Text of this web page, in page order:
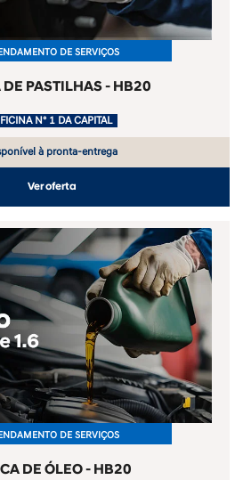
DE PASTILHAS - HB20
DE SERVIÇOS
à pronta-entrega
Ver oferta
DE ÓLEO - HB20
DE SERVIÇOS